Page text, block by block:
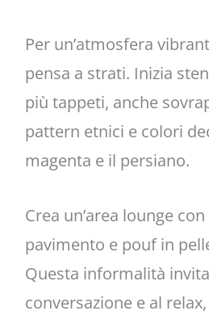
Per un’atmosfera
pensa a strati. Inizia
più tappeti, anche
pattern etnici e colori
magenta e il persiano.
Crea un’area lounge
pavimento e pouf in
Questa informalità
conversazione e al